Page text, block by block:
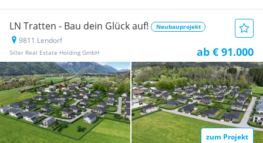
LN Tratten - Bau dein Glück auf! Neubauprojekt
9811 Lendorf
Siller Real Estate Holding GmbH ab € 91.000
zum Projekt